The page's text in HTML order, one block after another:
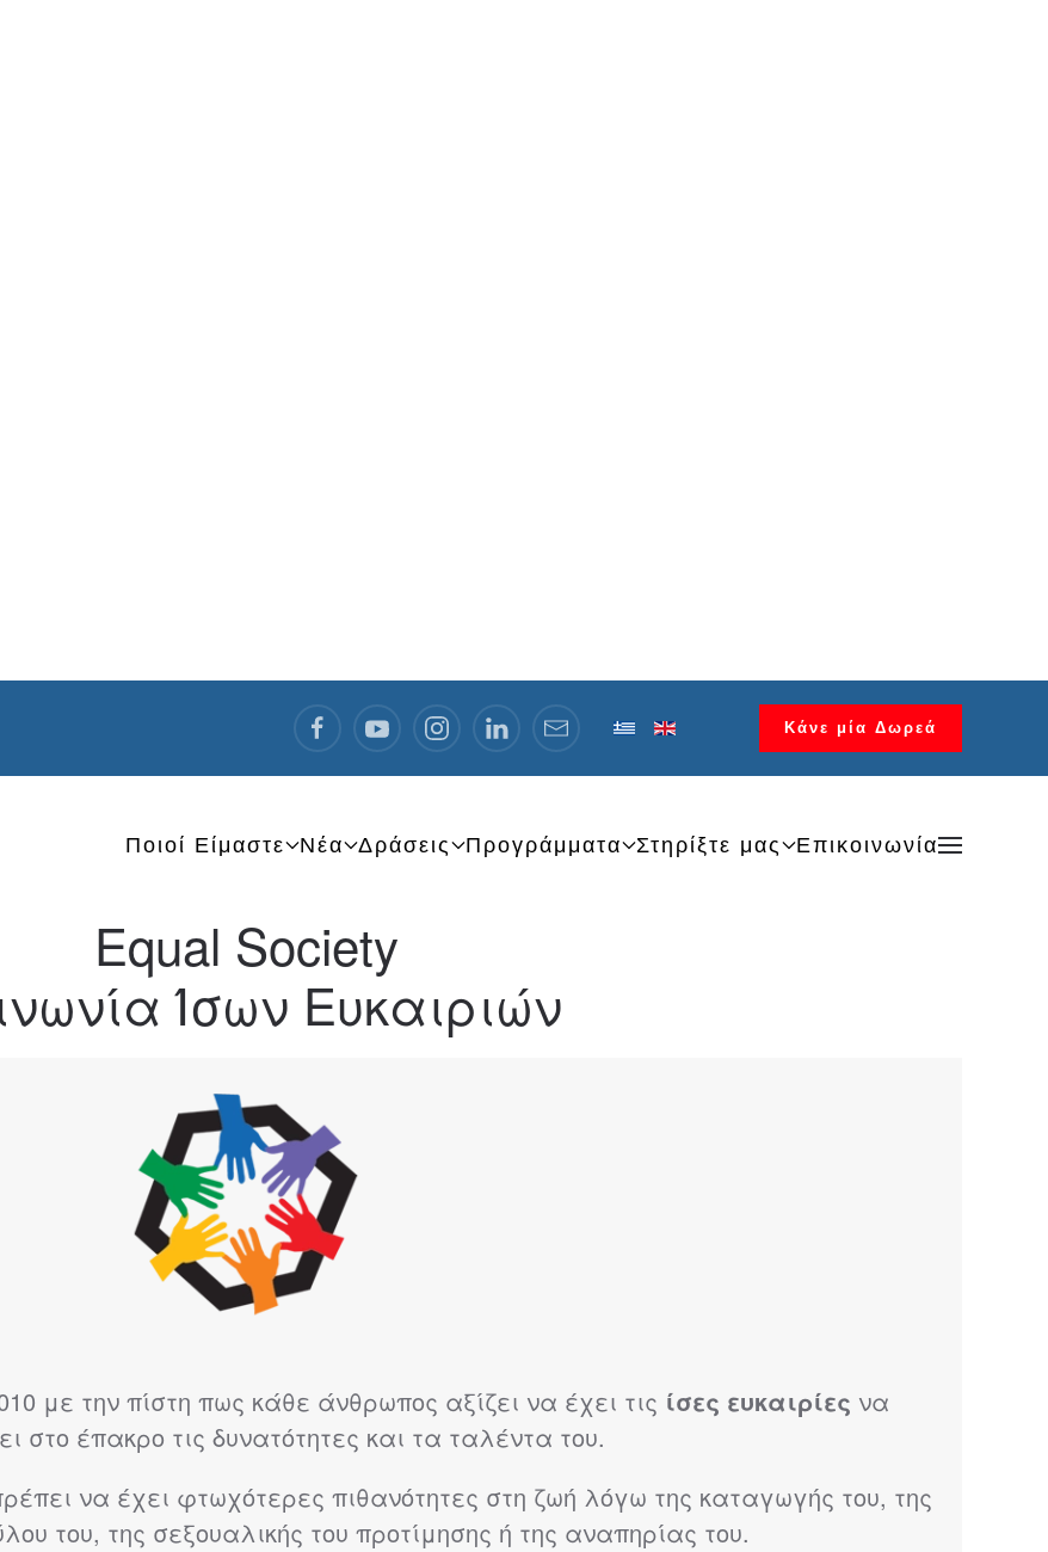
Κάνε μία Δωρεά
Ποιοί Είμαστε Νέα Δράσεις Προγράμματα Στηρίξτε μας Επικοινωνία
Equal Society
Ίσων Ευκαιριών
με την πίστη πως κάθε άνθρωπος αξίζει να έχει τις ίσες ευκαιρίες να
στο έπακρο τις δυνατότητες και τα ταλέντα του.
να έχει φτωχότερες πιθανότητες στη ζωή λόγω της καταγωγής του, της
του, της σεξουαλικής του προτίμησης ή της αναπηρίας του.